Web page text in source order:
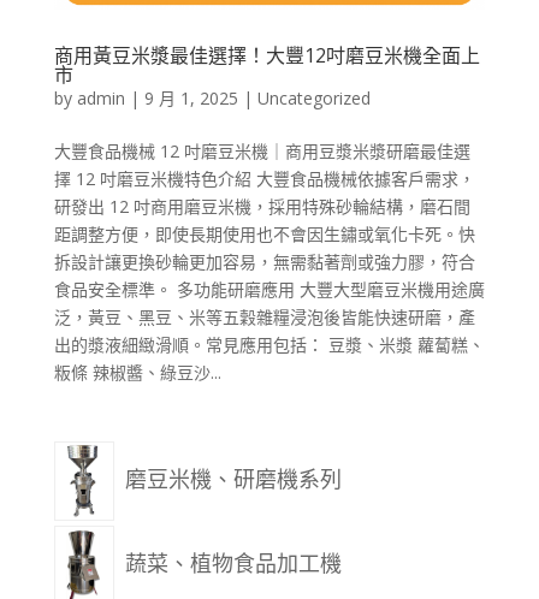
商用黃豆米漿最佳選擇！大豐12吋磨豆米機全面上
市
by admin | 9 月 1, 2025 | Uncategorized
大豐食品機械 12 吋磨豆米機｜商用豆漿米漿研磨最佳選
擇 12 吋磨豆米機特色介紹 大豐食品機械依據客戶需求，
研發出 12 吋商用磨豆米機，採用特殊砂輪結構，磨石間
距調整方便，即使長期使用也不會因生鏽或氧化卡死。快
拆設計讓更換砂輪更加容易，無需黏著劑或強力膠，符合
食品安全標準。 多功能研磨應用 大豐大型磨豆米機用途廣
泛，黃豆、黑豆、米等五穀雜糧浸泡後皆能快速研磨，產
出的漿液細緻滑順。常見應用包括： 豆漿、米漿 蘿蔔糕、
粄條 辣椒醬、綠豆沙...
磨豆米機、研磨機系列
蔬菜、植物食品加工機